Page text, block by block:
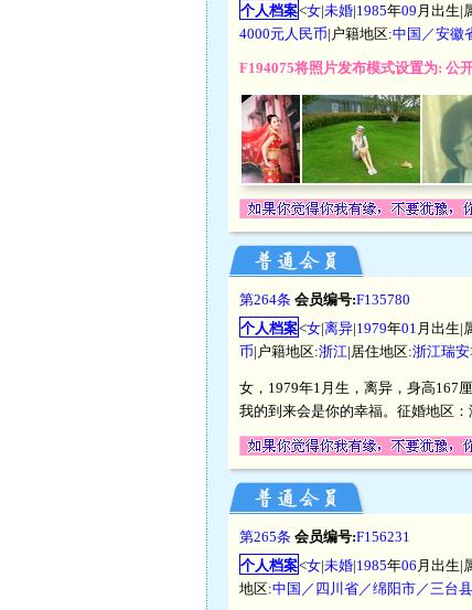
个人档案<女|未婚|1985年09 月出生|
4000元人民币|户籍地区:中国／安徽
F194075将照片发布模式设置为: 公
第264条 会员编号:F135780
个人档案<女|离异|1979年01 月出生|
币|户籍地区:浙江|居住地区:浙江瑞安
女，1979年1月生，离异，身高167
我的到来会是你的幸福。征婚地区：
第265条 会员编号:F156231
个人档案<女|未婚|1985年06 月出生|
地区:中国／四川省／绵阳市／三台县